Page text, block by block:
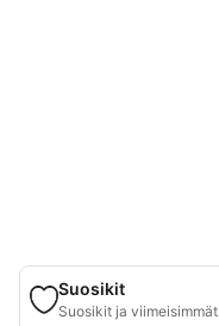
Suosikit
Suosikit ja viimeisimmät